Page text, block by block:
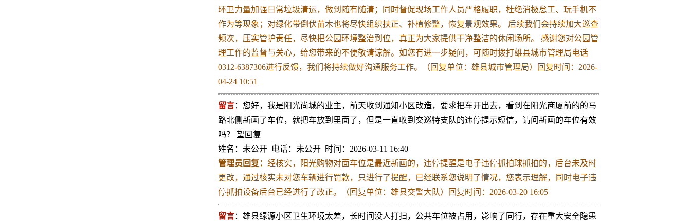
环卫力量加强日常垃圾清运，做到随有随清；同时督促现场工作人员严格履职，杜绝消极怠工、玩手机不
作为等现象；对绿化带倒伏苗木也将尽快组织扶正、补植修整，恢复景观效果。 后续我们会持续加大巡查
频次，压实管护责任，尽快把公园环境整治到位，真正为大家提供干净整洁的休闲场所。 感谢您对公园管
理工作的监督与关心，给您带来的不便敬请谅解。如您有进一步疑问，可随时拨打雄县城市管理局电话
0312-6387306进行反馈，我们将持续做好沟通服务工作。（回复单位：雄县城市管理局）回复时间：2026-
04-24 10:51
留言：您好，我是阳光尚城的业主，前天收到通知小区改造，要求把车开出去，看到在阳光商厦前的的马
路北侧新画了车位，就把车放到里面了，但是一直收到交巡特支队的违停提示短信，请问新画的车位有效
吗？ 望回复
姓名：未公开 电话：未公开 时间：2026-03-11 16:40
管理员回复： 经核实，阳光购物对面车位是最近新画的，违停提醒是电子违停抓拍球抓拍的，后台未及时
更改，通过核实未对您车辆进行罚款，只进行了提醒，已经联系您说明了情况，您表示理解，同时电子违
停抓拍设备后台已经进行了改正。（回复单位：雄县交警大队）回复时间：2026-03-20 16:05
留言：雄县绿源小区卫生环境太差，长时间没人打扫，公共车位被占用，影响了同行，存在重大安全隐患